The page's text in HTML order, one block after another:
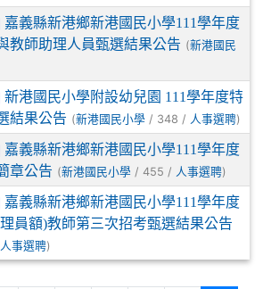
嘉義縣新港鄉新港國民小學111學年度
教師助理人員甄選結果公告 (新港國民
新港國民小學附設幼兒園 111學年度特
結果公告 (新港國民小學 / 348 / 人事選聘)
嘉義縣新港鄉新港國民小學111學年度
章公告 (新港國民小學 / 455 / 人事選聘)
嘉義縣新港鄉新港國民小學111學年度
員額)教師第三次招考甄選結果公告
人事選聘)